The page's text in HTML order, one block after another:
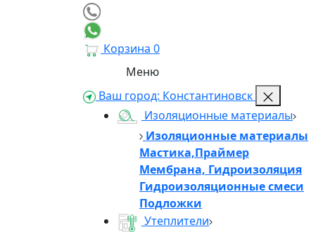
Корзина 0
Меню
Ваш город: Константиновск
Изоляционные материалы
Изоляционные материалы
Мастика,Праймер
Мембрана, Гидроизоляция
Гидроизоляционные смеси
Подложки
Утеплители